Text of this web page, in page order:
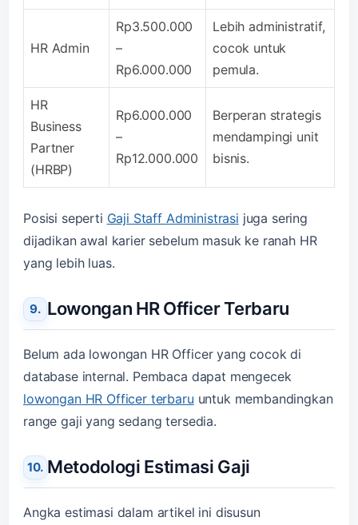
HR Admin
Rp3.500.000
–
Rp6.000.000
Lebih administratif,
cocok untuk
pemula.
HR
Business
Partner
(HRBP)
Rp6.000.000
–
Rp12.000.000
Berperan strategis
mendampingi unit
bisnis.
Posisi seperti Gaji Staff Administrasi juga sering
dijadikan awal karier sebelum masuk ke ranah HR
yang lebih luas.
Lowongan HR Officer Terbaru
Belum ada lowongan HR Officer yang cocok di
database internal. Pembaca dapat mengecek
lowongan HR Officer terbaru untuk membandingkan
range gaji yang sedang tersedia.
Metodologi Estimasi Gaji
Angka estimasi dalam artikel ini disusun